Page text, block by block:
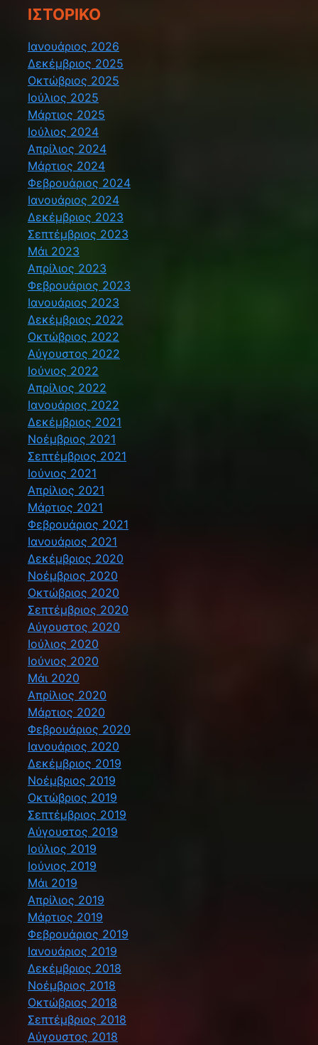
ΙΣΤΟΡΙΚΌ
Ιανουάριος 2026
Δεκέμβριος 2025
Οκτώβριος 2025
Ιούλιος 2025
Μάρτιος 2025
Ιούλιος 2024
Απρίλιος 2024
Μάρτιος 2024
Φεβρουάριος 2024
Ιανουάριος 2024
Δεκέμβριος 2023
Σεπτέμβριος 2023
Μάι 2023
Απρίλιος 2023
Φεβρουάριος 2023
Ιανουάριος 2023
Δεκέμβριος 2022
Οκτώβριος 2022
Αύγουστος 2022
Ιούνιος 2022
Απρίλιος 2022
Ιανουάριος 2022
Δεκέμβριος 2021
Νοέμβριος 2021
Σεπτέμβριος 2021
Ιούνιος 2021
Απρίλιος 2021
Μάρτιος 2021
Φεβρουάριος 2021
Ιανουάριος 2021
Δεκέμβριος 2020
Νοέμβριος 2020
Οκτώβριος 2020
Σεπτέμβριος 2020
Αύγουστος 2020
Ιούλιος 2020
Ιούνιος 2020
Μάι 2020
Απρίλιος 2020
Μάρτιος 2020
Φεβρουάριος 2020
Ιανουάριος 2020
Δεκέμβριος 2019
Νοέμβριος 2019
Οκτώβριος 2019
Σεπτέμβριος 2019
Αύγουστος 2019
Ιούλιος 2019
Ιούνιος 2019
Μάι 2019
Απρίλιος 2019
Μάρτιος 2019
Φεβρουάριος 2019
Ιανουάριος 2019
Δεκέμβριος 2018
Νοέμβριος 2018
Οκτώβριος 2018
Σεπτέμβριος 2018
Αύγουστος 2018